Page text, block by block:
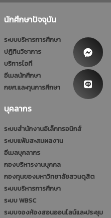
นักศึกษาปัจจุบัน
ระบบบริหารการศึกษา
ปฎิทินวิชาการ
บริการไอที
อีเมลนักศึกษา
กยศ.และทุนการศึกษา
บุคลากร
ระบบสำนักงานอิเล็กทรอนิกส์
ระบบแฟ้มสะสมผลงาน
อีเมลบุคลากร
กองบริหารงานบุคคล
กองทุนของมหาวิทยาลัยสวนดุสิต
ระบบบริหารการศึกษา
ระบบ WBSC
ระบบจองห้องสอนออนไลน์และประชุม